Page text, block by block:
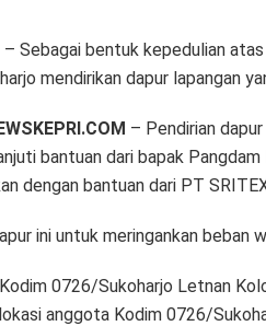
– Sebagai bentuk kepedulian
mendirikan dapur lapangan
– Pendirian
bantuan dari bapak
dengan bantuan dari PT
ini untuk meringankan beban
0726/Sukoharjo Letnan
anggota Kodim 0726/